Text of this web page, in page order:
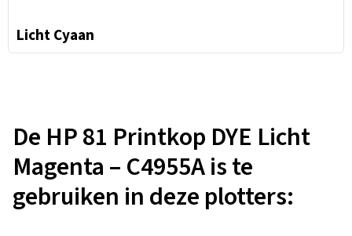
Licht Cyaan
De HP 81 Printkop DYE Licht
Magenta – C4955A is te
gebruiken in deze plotters: